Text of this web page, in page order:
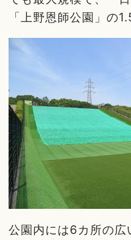
「上野恩師公園」の
公園内には6カ所の広